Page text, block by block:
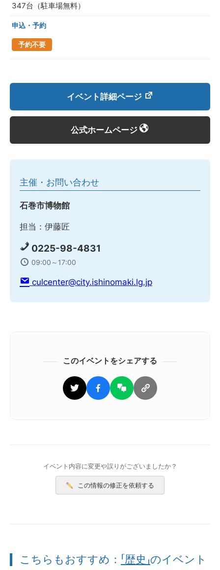
347台（駐車場無料）
申込・予約
予約不要
イベント詳細ページ
公式ホームページ
主催・お問い合わせ
石巻市博物館
担当：伊藤匠
0225-98-4831
09:00～17:00
culcenter@city.ishinomaki.lg.jp
このイベントをシェアする
イベント内容に変更や誤りがございましたか？
この情報の修正を依頼する
こちらもおすすめ： 「歴史」のイベント